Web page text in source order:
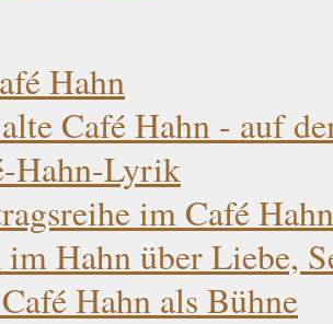
Hahn
Café Hahn - auf
Hahn-Lyrik
im Café
Hahn über Liebe,
Hahn als Bühne